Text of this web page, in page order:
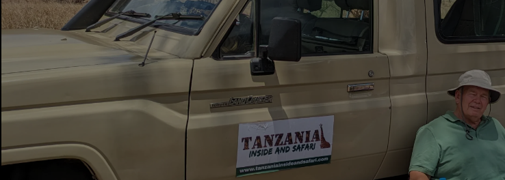
Jane R
2025-01-10
Zweryfikowano
Safari było absolutnie oszałamiające! Każdy
szczegół został perfekcyjnie dopracowany, a
przyroda zapierała dech w piersiach...
Przeczytaj więcej
Roderick P
Zweryfikowano
Moja rodzina i ja mieliśmy niesamowite
połączenie safari i wędrówki Kilimanjaro z
Tanzania Inside. Nasz przewodnik safari,
Laurent, był fantastyczny... Przeczytaj więcej